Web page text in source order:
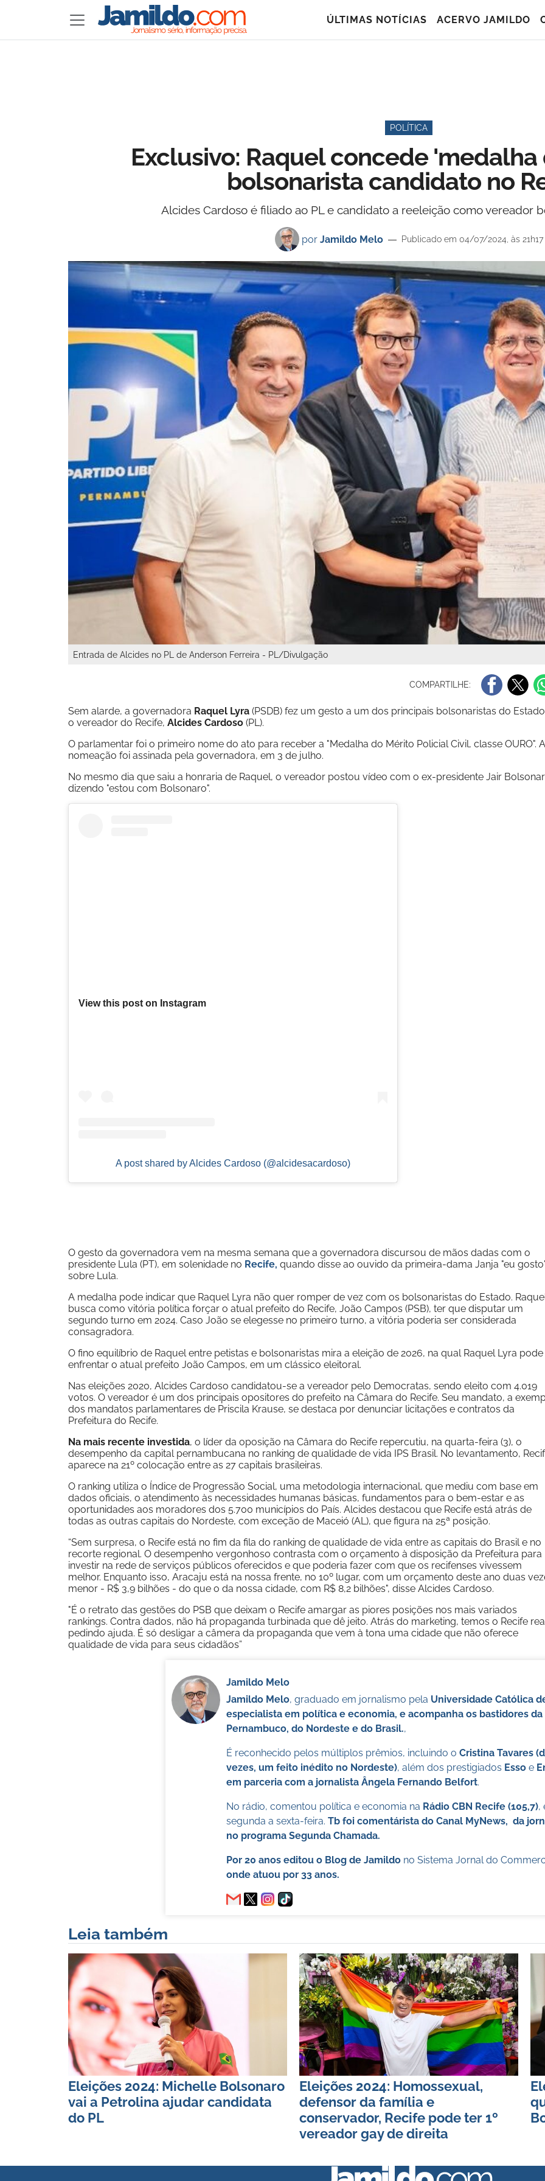
ÚLTIMAS NOTÍCIAS ACERVO JAMILDO
POLÍTICA
Exclusivo: Raquel concede 'medalha
bolsonarista candidato no
Alcides Cardoso é filiado ao PL e candidato a reeleição como vereador
por Jamildo Melo Publicado em 04/07/2024, às 21h17
Entrada de Alcides no PL de Anderson Ferreira - PL/Divulgação
COMPARTILHE:
Sem alarde, a governadora Raquel Lyra (PSDB) fez um gesto a um dos principais bolsonaristas do
o vereador do Recife, Alcides Cardoso (PL).
O parlamentar foi o primeiro nome do ato para receber a "Medalha do Mérito Policial Civil, classe OURO". A
nomeação foi assinada pela governadora, em 3 de julho.
No mesmo dia que saiu a honraria de Raquel, o vereador postou vídeo com o ex-presidente Jair
dizendo "estou com Bolsonaro".
View this post on Instagram
A post shared by Alcides Cardoso (@alcidesacardoso)
O gesto da governadora vem na mesma semana que a governadora discursou de mãos dadas com o
presidente Lula (PT), em solenidade no Recife, quando disse ao ouvido da primeira-dama Janja "eu
sobre Lula.
A medalha pode indicar que Raquel Lyra não quer romper de vez com os bolsonaristas do Estado.
busca como vitória política forçar o atual prefeito do Recife, João Campos (PSB), ter que disputar um
segundo turno em 2024. Caso João se elegesse no primeiro turno, a vitória poderia ser considerada
consagradora.
O fino equilíbrio de Raquel entre petistas e bolsonaristas mira a eleição de 2026, na qual Raquel Lyra pode
enfrentar o atual prefeito João Campos, em um clássico eleitoral.
Nas eleições 2020, Alcides Cardoso candidatou-se a vereador pelo Democratas, sendo eleito com 4.019
votos. O vereador é um dos principais opositores do prefeito na Câmara do Recife. Seu mandato, a
dos mandatos parlamentares de Priscila Krause, se destaca por denunciar licitações e contratos da
Prefeitura do Recife.
Na mais recente investida, o líder da oposição na Câmara do Recife repercutiu, na quarta-feira (3), o
desempenho da capital pernambucana no ranking de qualidade de vida IPS Brasil. No levantamento,
aparece na 21º colocação entre as 27 capitais brasileiras.
O ranking utiliza o Índice de Progressão Social, uma metodologia internacional, que mediu com base em
dados oficiais, o atendimento às necessidades humanas básicas, fundamentos para o bem-estar e as
oportunidades aos moradores dos 5.700 municípios do País. Alcides destacou que Recife está atrás de
todas as outras capitais do Nordeste, com exceção de Maceió (AL), que figura na 25ª posição.
“Sem surpresa, o Recife está no fim da fila do ranking de qualidade de vida entre as capitais do Brasil e no
recorte regional. O desempenho vergonhoso contrasta com o orçamento à disposição da Prefeitura para
investir na rede de serviços públicos oferecidos e que poderia fazer com que os recifenses vivessem
melhor. Enquanto isso, Aracaju está na nossa frente, no 10º lugar, com um orçamento deste ano duas
menor - R$ 3,9 bilhões - do que o da nossa cidade, com R$ 8,2 bilhões", disse Alcides Cardoso.
"É o retrato das gestões do PSB que deixam o Recife amargar as piores posições nos mais variados
rankings. Contra dados, não há propaganda turbinada que dê jeito. Atrás do marketing, temos o Recife
pedindo ajuda. É só desligar a câmera da propaganda que vem à tona uma cidade que não oferece
qualidade de vida para seus cidadãos”
Jamildo Melo
Jamildo Melo, graduado em jornalismo pela Universidade Católica
especialista em política e economia, e acompanha os bastidores
Pernambuco, do Nordeste e do Brasil.,
É reconhecido pelos múltiplos prêmios, incluindo o Cristina Tavares
vezes, um feito inédito no Nordeste), além dos prestigiados Essoe
em parceria com a jornalista Ângela Fernando Belfort.
No rádio, comentou política e economia na Rádio CBN Recife (105,7),
segunda a sexta-feira. Tb foi comentárista do Canal MyNews, da
no programa Segunda Chamada.
Por 20 anos editou o Blog de Jamildo no Sistema Jornal do
onde atuou por 33 anos.
Leia também
Eleições 2024: Michelle Bolsonaro
vai a Petrolina ajudar candidata
do PL
Eleições 2024: Homossexual,
defensor da família e
conservador, Recife pode ter 1º
vereador gay de direita